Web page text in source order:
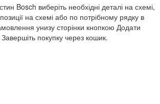
Bosch виберіть необхідні деталі на схемі,
на схемі або по потрібному рядку в
унизу сторінки кнопкою Додати
покупку через кошик.